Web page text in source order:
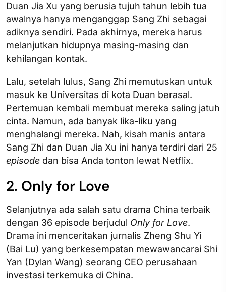
Duan Jia Xu yang berusia tujuh tahun lebih tua
awalnya hanya menganggap Sang Zhi sebagai
adiknya sendiri. Pada akhirnya, mereka harus
melanjutkan hidupnya masing-masing dan
kehilangan kontak.
Lalu, setelah lulus, Sang Zhi memutuskan untuk
masuk ke Universitas di kota Duan berasal.
Pertemuan kembali membuat mereka saling jatuh
cinta. Namun, ada banyak lika-liku yang
menghalangi mereka. Nah, kisah manis antara
Sang Zhi dan Duan Jia Xu ini hanya terdiri dari 25
episode dan bisa Anda tonton lewat Netflix.
2. Only for Love
Selanjutnya ada salah satu drama China terbaik
dengan 36 episode berjudul Only for Love.
Drama ini menceritakan jurnalis Zheng Shu Yi
(Bai Lu) yang berkesempatan mewawancarai Shi
Yan (Dylan Wang) seorang CEO perusahaan
investasi terkemuka di China.